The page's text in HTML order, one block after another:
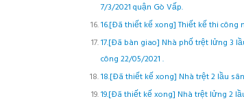
7/3/2021 quận Gò Vấp.
16.[Đã thiết kế xong] Thiết kế thi công
17.[Đã bàn giao] Nhà phố trệt lửng 3
công 22/05/2021 .
18.[Đã thiết kế xong] Nhà trệt 2 lầu
19.[Đã thiết kế xong] Nhà trệt lửng 2